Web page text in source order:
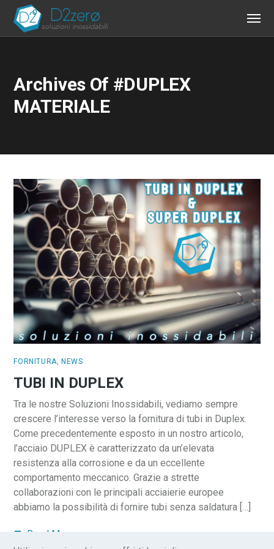
Archives Of #DUPLEX
MATERIALE
FORNITURA NEWS
TUBI IN DUPLEX
Tra le nostre Soluzioni Inossidabili, vediamo sempre
crescere l’interesse verso la fornitura di tubi in Duplex.
Come precedentemente esposto in un nostro articolo,
l’acciaio DUPLEX è caratterizzato da un’elevata
resistenza alla corrosione e da un eccellente
comportamento meccanico. Grazie a strette
collaborazioni con le principali acciaierie europee
abbiamo la possibilità di fornire tubi senza saldatura […]
Read More